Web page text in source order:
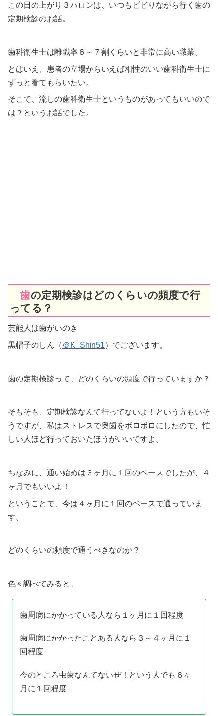
この日の上がり３ハロンは、いつもビビりながら行く歯の
定期検診のお話。
歯科衛生士は離職率６～７割くらいと非常に高い職業。
とはいえ、患者の立場からいえば相性のいい歯科衛生士に
ずっと看てもらいたい。
そこで、流しの歯科衛生士というものがあってもいいので
は？というお話でした。
歯の定期検診はどのくらいの頻度で行
ってる？
芸能人は歯がいのき
黒帽子のしん（ ＠K_Shin51）でございます。
歯の定期検診って、どのくらいの頻度で行っていますか？
そもそも、定期検診なんて行ってないよ！という方もいそ
うですが、私はストレスで奥歯をボロボロにしたので、忙
しい人ほど行っておいたほうがいいですよ。
ちなみに、通い始めは３ヶ月に１回のペースでしたが、４
ヶ月でもいいよ！
ということで、今は４ヶ月に１回のペースで通っていま
す。
どのくらいの頻度で通うべきなのか？
色々調べてみると、
歯周病にかかっている人なら１ヶ月に１回程度
歯周病にかかったことある人なら３～４ヶ月に１
回程度
今のところ虫歯なんてないぜ！という人でも６ヶ
月に１回程度